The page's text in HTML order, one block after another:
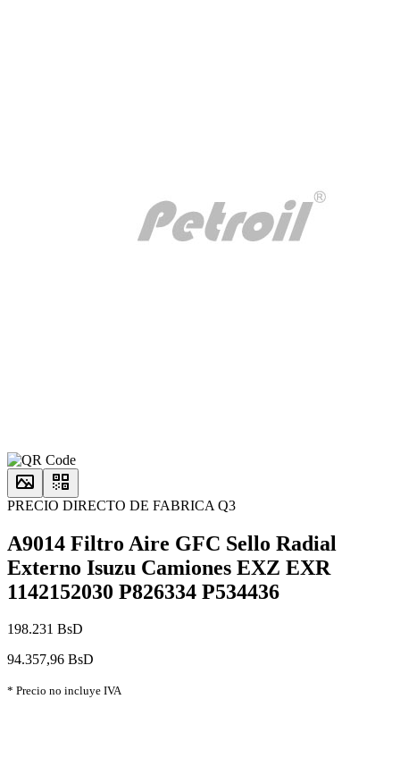
PRECIO DIRECTO DE FABRICA Q3
A9014 Filtro Aire GFC Sello Radial
Externo Isuzu Camiones EXZ EXR
1142152030 P826334 P534436
198.231 BsD
94.357,96 BsD
* Precio no incluye IVA